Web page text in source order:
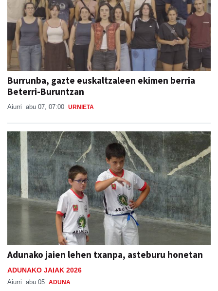
Burrunba, gazte euskaltzaleen ekimen berria
Beterri-Buruntzan
Aiurri abu 07, 07:00 URNIETA
Adunako jaien lehen txanpa, asteburu honetan
ADUNAKO JAIAK 2026
Aiurri abu 05 ADUNA